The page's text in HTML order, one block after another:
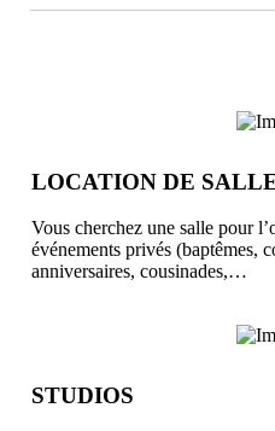
LOCATION DE
Vous cherchez une salle pour
événements privés (baptêmes,
anniversaires, cousinades,…
STUDIOS